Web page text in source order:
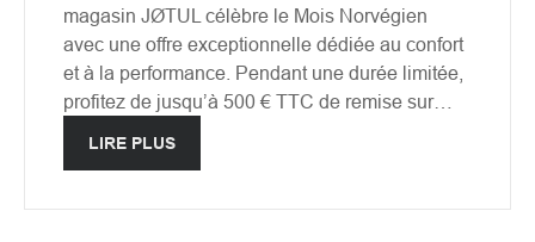
magasin JØTUL célèbre le Mois Norvégien
avec une offre exceptionnelle dédiée au confort
et à la performance. Pendant une durée limitée,
profitez de jusqu’à 500 € TTC de remise sur…
LIRE PLUS